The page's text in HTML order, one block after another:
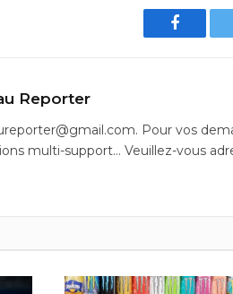
Reporter
Pour vos
multi-support… Veuillez-vous